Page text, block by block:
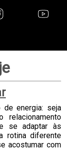
de energia: seja
relacionamento
se adaptar às
rotina diferente
acostumar com